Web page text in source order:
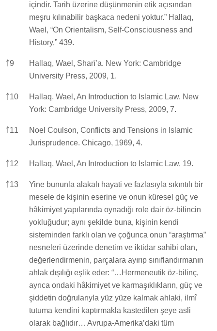
içindir. Tarih üzerine düşünmenin etik açısından
meşru kılınabilir başkaca nedeni yoktur.” Hallaq,
Wael, “On Orientalism, Self-Consciousness and
History,” 439.
￪9
Hallaq, Wael, Sharī’a. New York: Cambridge
University Press, 2009, 1.
￪10
Hallaq, Wael, An Introduction to Islamic Law. New
York: Cambridge University Press, 2009, 7.
￪11
Noel Coulson, Conflicts and Tensions in Islamic
Jurisprudence. Chicago, 1969, 4.
￪12 Hallaq, Wael, An Introduction to Islamic Law, 19.
￪13
Yine bununla alakalı hayati ve fazlasıyla sıkıntılı bir
mesele de kişinin eserine ve onun küresel güç ve
hâkimiyet yapılarında oynadığı role dair öz-bilincin
yokluğudur; aynı şekilde buna, kişinin kendi
sisteminden farklı olan ve çoğunca onun “araştırma”
nesneleri üzerinde denetim ve iktidar sahibi olan,
değerlendirmenin, parçalara ayırıp sınıflandırmanın
ahlak dışılığı eşlik eder: “…Hermeneutik öz-bilinç,
ayrıca ondaki hâkimiyet ve karmaşıklıkların, güç ve
şiddetin doğrularıyla yüz yüze kalmak ahlaki, ilmî
tutuma kendini kaptırmakla kastedilen şeye asli
olarak bağlıdır… Avrupa-Amerika’daki tüm